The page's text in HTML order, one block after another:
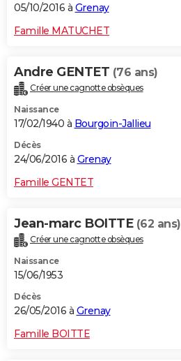
05/10/2016 à Grenay
Famille MATUCHET
Andre GENTET (76 ans)
Créer une cagnotte obsèques
Naissance
17/02/1940 à Bourgoin-Jallieu
Décès
24/06/2016 à Grenay
Famille GENTET
Jean-marc BOITTE (62 ans)
Créer une cagnotte obsèques
Naissance
15/06/1953
Décès
26/05/2016 à Grenay
Famille BOITTE